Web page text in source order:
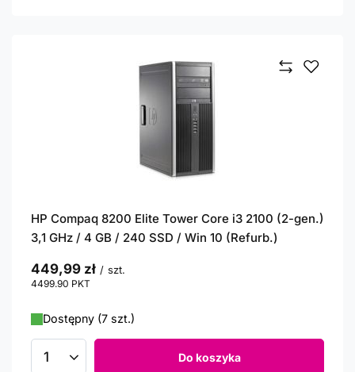
HP Compaq 8200 Elite Tower Core i3 2100 (2-gen.)
3,1 GHz / 4 GB / 240 SSD / Win 10 (Refurb.)
449,99 zł / szt.
4499.90 PKT
Dostępny (7 szt.)
Ilość produktów Do koszyka